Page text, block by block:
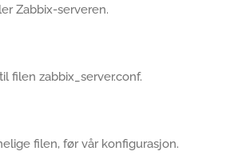
Zabbix-serveren.
filen zabbix_server.conf.
filen, før vår konfigurasjon.